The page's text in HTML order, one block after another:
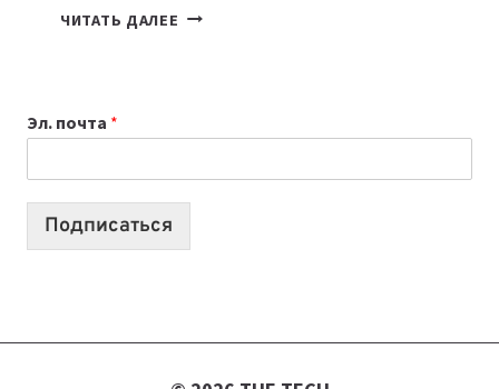
ЧИТАТЬ ДАЛЕЕ КАКОЙ
2026:
10
Эл. почта *
Подписаться